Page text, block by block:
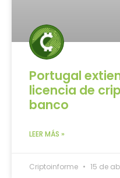
Portugal
licencia de
banco
LEER MÁS »
Criptoinforme 15 de